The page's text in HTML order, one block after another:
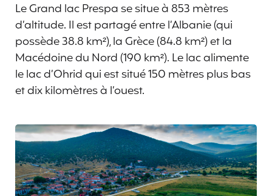
Le Grand lac Prespa se situe à 853 mètres
d’altitude. Il est partagé entre l’Albanie (qui
possède 38.8 km²), la Grèce (84.8 km²) et la
Macédoine du Nord (190 km²). Le lac alimente
le lac d’Ohrid qui est situé 150 mètres plus bas
et dix kilomètres à l’ouest.